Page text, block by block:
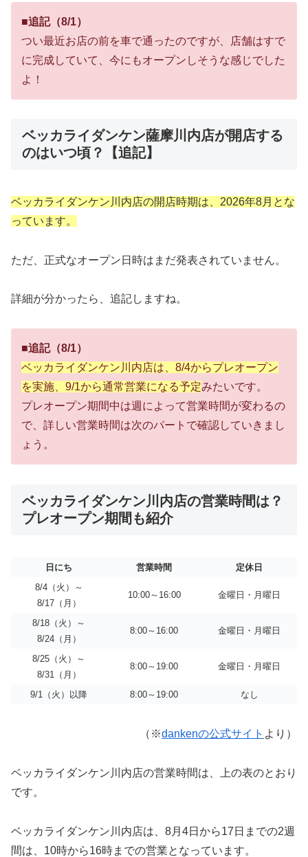
■追記（8/1）
つい最近お店の前を車で通ったのですが、店舗はすで
に完成していて、今にもオープンしそうな感じでした
よ！
ベッカライダンケン薩摩川内店が開店する
のはいつ頃？【追記】
ベッカライダンケン川内店の開店時期は、2026年8月とな
っています。
ただ、正式なオープン日時はまだ発表されていません。
詳細が分かったら、追記しますね。
■追記（8/1）
ベッカライダンケン川内店は、8/4からプレオープン
を実施、9/1から通常営業になる予定みたいです。
プレオープン期間中は週によって営業時間が変わるの
で、詳しい営業時間は次のパートで確認していきまし
ょう。
ベッカライダンケン川内店の営業時間は？
プレオープン期間も紹介
日にち 営業時間
定休日
8/4（火）～
8/17（月）
10:00～16:00 金曜日・月曜日
8/18（火）～
8/24（月）
8:00～16:00 金曜日・月曜日
8/25（火）～
8/31（月）
8:00～19:00 金曜日・月曜日
9/1（火）以降 8:00～19:00 なし
（※dankenの公式サイト より）
ベッカライダンケン川内店の営業時間は、上の表のとおり
です。
ベッカライダンケン川内店は、8月4日から17日までの2週
間は、10時から16時までの営業となっています。